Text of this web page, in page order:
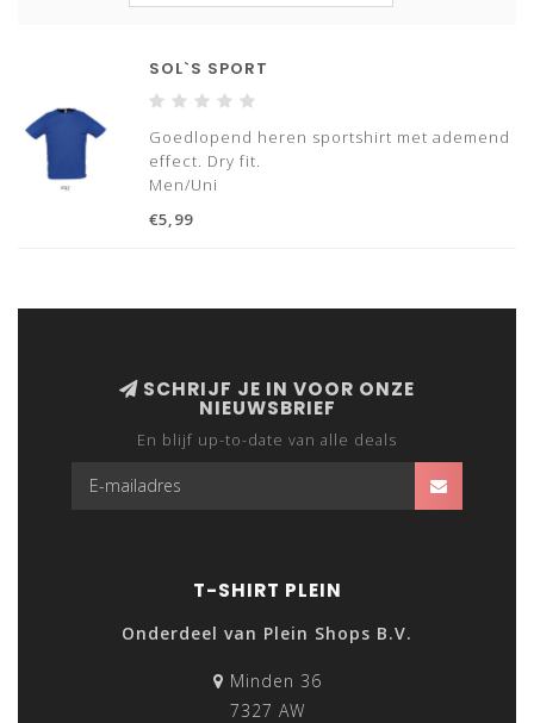
SOL`S SPORT
Goedlopend heren sportshirt met ademend
effect. Dry fit.
Men/Uni
Materiaal:100% Polyester
€5,99
SCHRIJF JE IN VOOR ONZE
NIEUWSBRIEF
En blijf up-to-date van alle deals
T-SHIRT PLEIN
Onderdeel van Plein Shops B.V.
Minden 36
7327 AW